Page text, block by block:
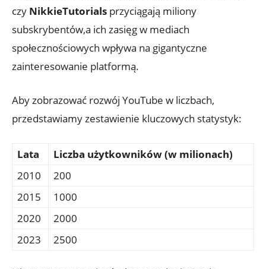
czy NikkieTutorials przyciągają miliony
subskrybentów,a ich zasięg w mediach
społecznościowych wpływa na gigantyczne
zainteresowanie platformą.
Aby zobrazować rozwój YouTube w liczbach,
przedstawiamy zestawienie kluczowych statystyk:
Lata
Liczba użytkowników (w milionach)
2010
200
2015
1000
2020
2000
2023
2500